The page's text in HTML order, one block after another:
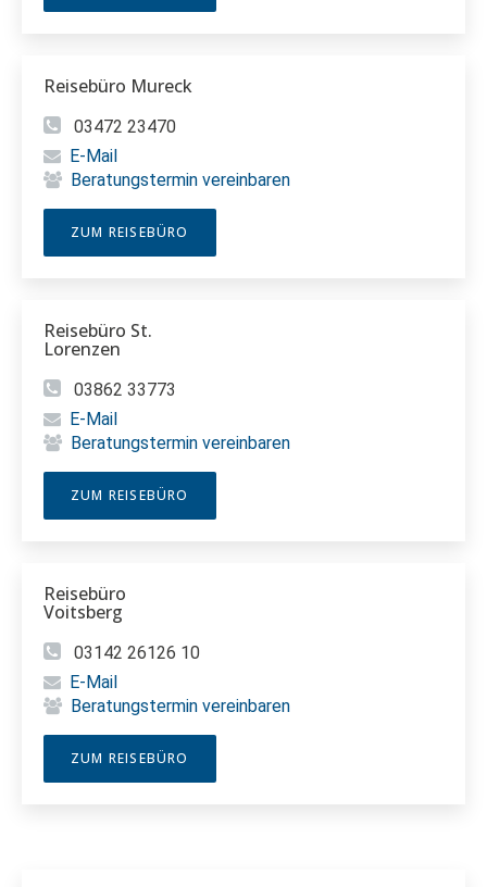
Reisebüro Mureck
03472 23470
E-Mail
Beratungstermin vereinbaren
ZUM REISEBÜRO
Reisebüro St.
Lorenzen
03862 33773
E-Mail
Beratungstermin vereinbaren
ZUM REISEBÜRO
Reisebüro
Voitsberg
03142 26126 10
E-Mail
Beratungstermin vereinbaren
ZUM REISEBÜRO